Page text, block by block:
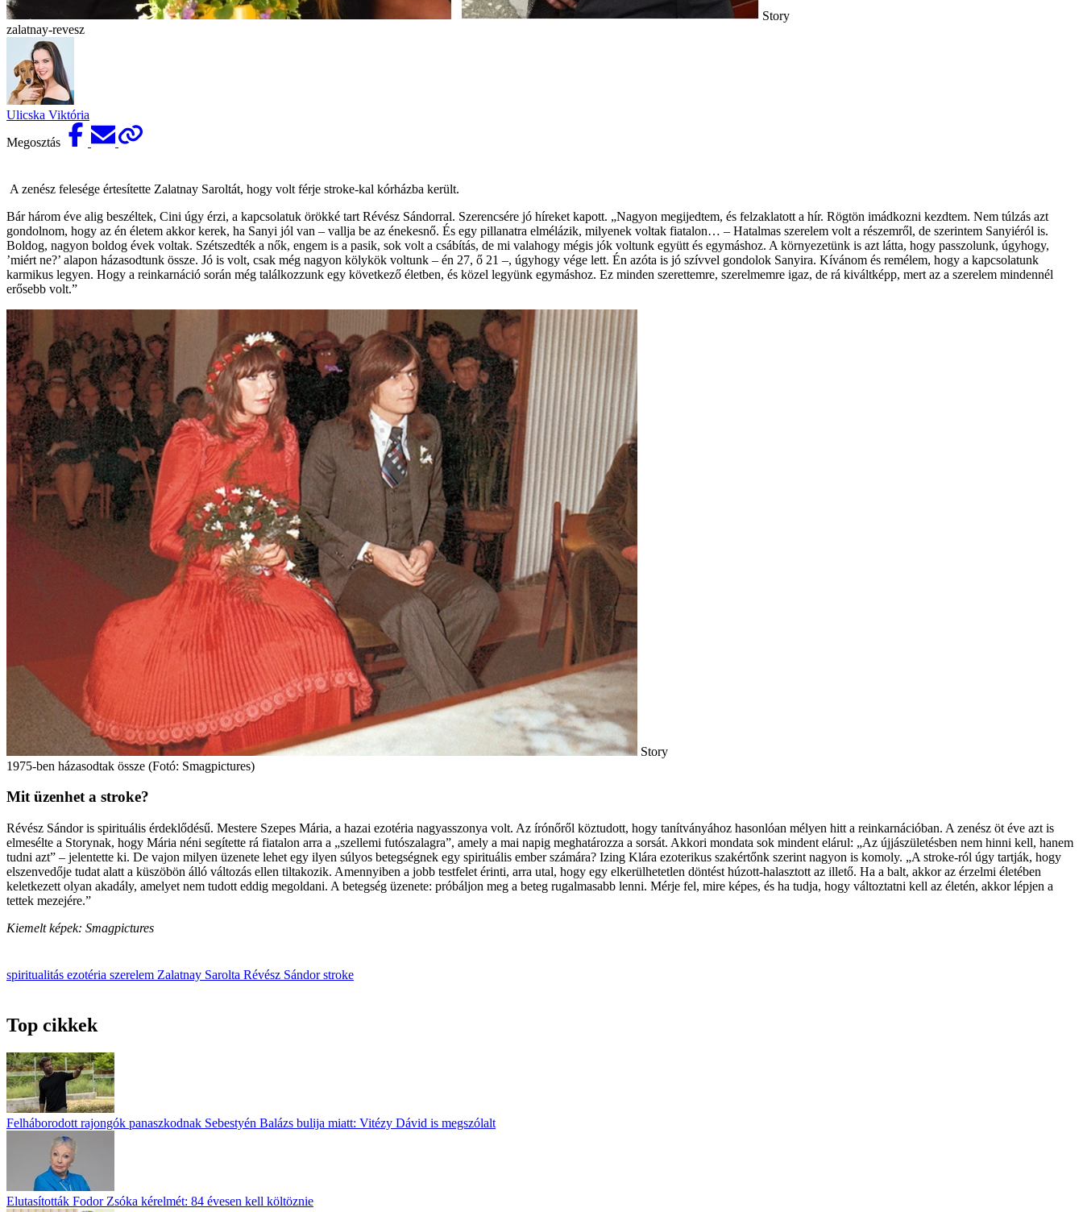
Story
zalatnay-revesz
Ulicska Viktória
Megosztás
A zenész felesége értesítette Zalatnay Saroltát, hogy volt férje stroke-kal kórházba került.
Bár három éve alig beszéltek, Cini úgy érzi, a kapcsolatuk örökké tart Révész Sándorral. Szerencsére jó híreket kapott. „Nagyon megijedtem, és felzaklatott a hír. Rögtön imádkozni kezdtem. Nem túlzás azt
gondolnom, hogy az én életem akkor kerek, ha Sanyi jól van – vallja be az énekesnő. És egy pillanatra elmélázik, milyenek voltak fiatalon… – Hatalmas szerelem volt a részemről, de szerintem Sanyiéról is.
Boldog, nagyon boldog évek voltak. Szétszedték a nők, engem is a pasik, sok volt a csábítás, de mi valahogy mégis jók voltunk együtt és egymáshoz. A környezetünk is azt látta, hogy passzolunk, úgyhogy,
’miért ne?’ alapon házasodtunk össze. Jó is volt, csak még nagyon kölykök voltunk – én 27, ő 21 –, úgyhogy vége lett. Én azóta is jó szívvel gondolok Sanyira. Kívánom és remélem, hogy a kapcsolatunk
karmikus legyen. Hogy a reinkarnáció során még találkozzunk egy következő életben, és közel legyünk egymáshoz. Ez minden szerettemre, szerelmemre igaz, de rá kiváltképp, mert az a szerelem mindennél
erősebb volt.”
Story
1975-ben házasodtak össze (Fotó: Smagpictures)
Mit üzenhet a stroke?
Révész Sándor is spirituális érdeklődésű. Mestere Szepes Mária, a hazai ezotéria nagyasszonya volt. Az írónőről köztudott, hogy tanítványához hasonlóan mélyen hitt a reinkarnációban. A zenész öt éve azt is
elmesélte a Storynak, hogy Mária néni segítette rá fiatalon arra a „szellemi futószalagra”, amely a mai napig meghatározza a sorsát. Akkori mondata sok mindent elárul: „Az újjászületésben nem hinni kell, hanem
tudni azt” – jelentette ki. De vajon milyen üzenete lehet egy ilyen súlyos betegségnek egy spirituális ember számára? Izing Klára ezoterikus szakértőnk szerint nagyon is komoly. „A stroke-ról úgy tartják, hogy
elszenvedője tudat alatt a küszöbön álló változás ellen tiltakozik. Amennyiben a jobb testfelet érinti, arra utal, hogy egy elkerülhetetlen döntést húzott-halasztott az illető. Ha a balt, akkor az érzelmi életében
keletkezett olyan akadály, amelyet nem tudott eddig megoldani. A betegség üzenete: próbáljon meg a beteg rugalmasabb lenni. Mérje fel, mire képes, és ha tudja, hogy változtatni kell az életén, akkor lépjen a
tettek mezejére.”
Kiemelt képek: Smagpictures
spiritualitás ezotéria szerelem Zalatnay Sarolta Révész Sándorstroke
Top cikkek
Felháborodott rajongók panaszkodnak Sebestyén Balázs bulija miatt: Vitézy Dávid is megszólalt
Elutasították Fodor Zsóka kérelmét: 84 évesen kell költöznie